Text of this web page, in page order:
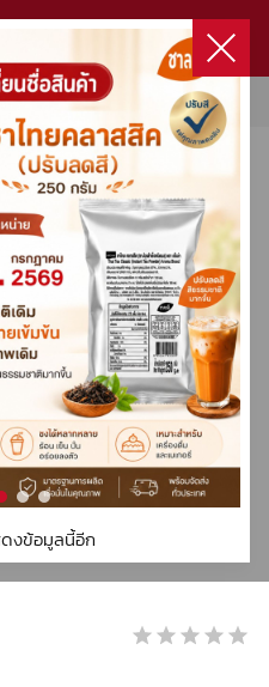
งข้อมูลนี้อีก
ค้าในตะกร้า
อกซื้อสินค้า เข้าสู่ระบบ
ลงทะเบียน
า
รก
ชั่น
ละจัดส่ง
ดื่มขายดี
าแฟ
กาแฟ
ทั้งหมด
เรา
รา
แฟ
แฟทั้งหมด
หมด
ทั้งหมด